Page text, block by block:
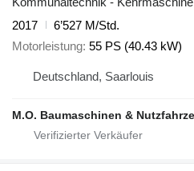
2017
6’527 M/Std.
Motorleistung 55 PS (40.43 kW)
Deutschland, Saarlouis